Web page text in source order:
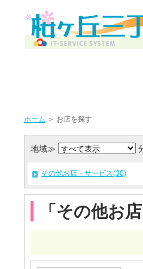
ホーム ＞ お店を探す
地域≫
その他お店・サービス(30)
「その他お